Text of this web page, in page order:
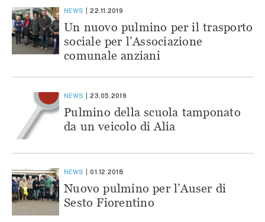
NEWS 22.11.2019
Un nuovo pulmino per il trasporto
sociale per l’Associazione
comunale anziani
NEWS 23.05.2019
Pulmino della scuola tamponato
da un veicolo di Alia
NEWS 01.12.2018
Nuovo pulmino per l’Auser di
Sesto Fiorentino